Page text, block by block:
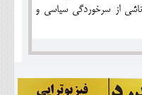
از سرخوردگی سیاسی و